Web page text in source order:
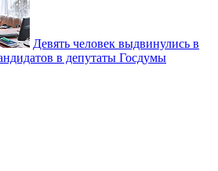
Девять человек выдвинулись в
в депутаты Госдумы